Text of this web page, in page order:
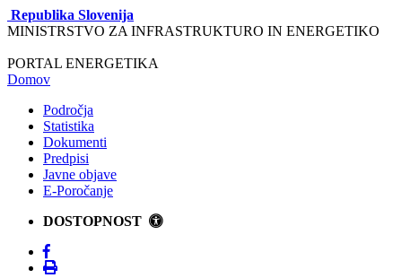
Republika Slovenija
MINISTRSTVO ZA INFRASTRUKTURO IN ENERGETIKO
PORTAL ENERGETIKA
Domov
Področja
Statistika
Dokumenti
Predpisi
Javne objave
E-Poročanje
DOSTOPNOST